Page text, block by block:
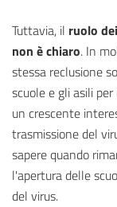
Tuttavia, il ruolo
non è chiaro. In
stessa reclusione
scuole e gli asili
un crescente
trasmissione del
sapere quando
l'apertura delle
del virus.